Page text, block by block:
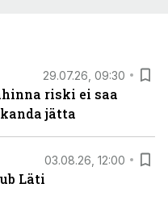
29.07.26, 09:30
riski ei saa
jätta
03.08.26, 12:00
Läti